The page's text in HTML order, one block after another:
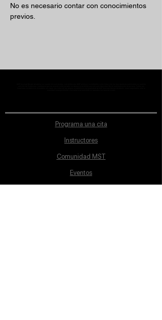
No es necesario contar con conocimientos
previos.
Programa una cita
Instructores
Comunidad MST
Eventos